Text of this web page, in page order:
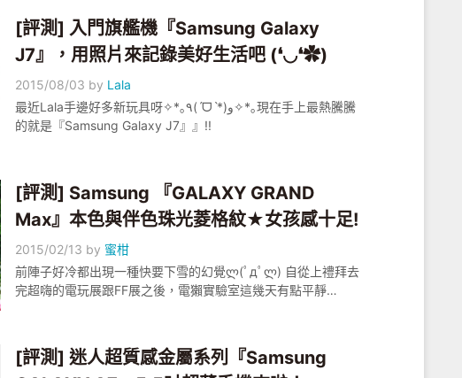
[評測] 入門旗艦機『Samsung Galaxy
J7』，用照片來記錄美好生活吧 (❛◡❛✿)
2015/08/03 by Lala
最近Lala手邊好多新玩具呀✧*｡٩(ˊᗜˋ*)و✧*｡現在手上最熱騰騰
的就是『Samsung Galaxy J7』』!!
[評測] Samsung 『GALAXY GRAND
Max』本色與伴色珠光菱格紋★女孩感十足!
2015/02/13 by 蜜柑
前陣子好冷都出現一種快要下雪的幻覺ლ(ﾟдﾟლ) 自從上禮拜去
完超嗨的電玩展跟FF展之後，電獺實驗室這幾天有點平靜…
[評測] 迷人超質感金屬系列『Samsung